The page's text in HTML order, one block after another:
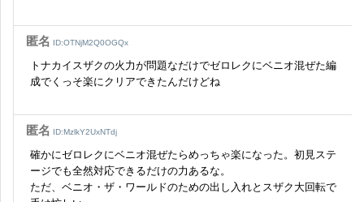
匿名 ID:OTNjM2Q0OGQx
トナカイスザクの火力が問題なだけでゼロレクにベニオ混ぜた編
成でくっそ楽にクリアできたんだけどね
匿名 ID:MzlkY2UxNTdj
確かにゼロレクにベニオ混ぜたらめっちゃ楽になった。初見ステ
ージでも全然対応できるだけの力あるな。
ただ、ベニオ・ザ・ワールドのための出し入れとスザク大回転で